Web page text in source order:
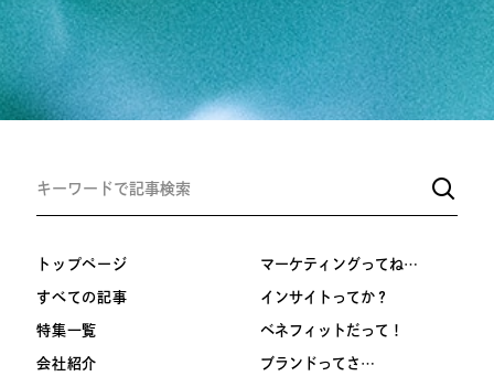
トップページ
すべての記事
特集一覧
会社紹介
マーケティングってね…
インサイトってか？
ベネフィットだって！
ブランドってさ…